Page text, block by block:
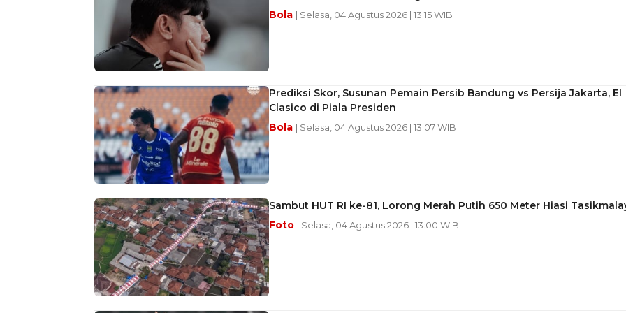
Bola | Selasa, 04 Agustus 2026 | 13:15 WIB
Prediksi Skor, Susunan Pemain Persib Bandung vs Persija Jakarta, El
Clasico di Piala Presiden
Bola | Selasa, 04 Agustus 2026 | 13:07 WIB
Sambut HUT RI ke-81, Lorong Merah Putih 650 Meter Hiasi
Foto | Selasa, 04 Agustus 2026 | 13:00 WIB